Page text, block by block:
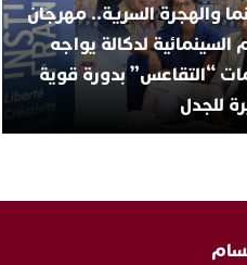
والهجرة السرية.. مهرجان
السينمائية لدكالة يواجه
“التقاعس” بدورة قوية
للجدل